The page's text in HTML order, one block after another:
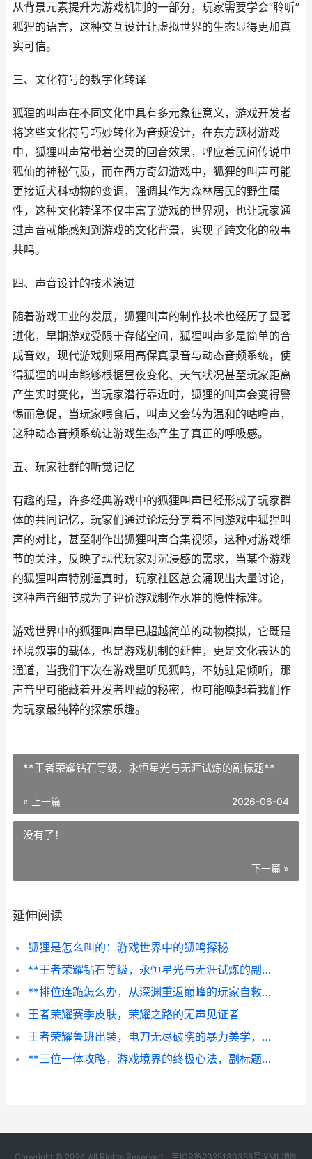
从背景元素提升为游戏机制的一部分，玩家需要学会“聆听”
狐狸的语言，这种交互设计让虚拟世界的生态显得更加真
实可信。
三、文化符号的数字化转译
狐狸的叫声在不同文化中具有多元象征意义，游戏开发者
将这些文化符号巧妙转化为音频设计，在东方题材游戏
中，狐狸叫声常带着空灵的回音效果，呼应着民间传说中
狐仙的神秘气质，而在西方奇幻游戏中，狐狸的叫声可能
更接近犬科动物的变调，强调其作为森林居民的野生属
性，这种文化转译不仅丰富了游戏的世界观，也让玩家通
过声音就能感知到游戏的文化背景，实现了跨文化的叙事
共鸣。
四、声音设计的技术演进
随着游戏工业的发展，狐狸叫声的制作技术也经历了显著
进化，早期游戏受限于存储空间，狐狸叫声多是简单的合
成音效，现代游戏则采用高保真录音与动态音频系统，使
得狐狸的叫声能够根据昼夜变化、天气状况甚至玩家距离
产生实时变化，当玩家潜行靠近时，狐狸的叫声会变得警
惕而急促，当玩家喂食后，叫声又会转为温和的咕噜声，
这种动态音频系统让游戏生态产生了真正的呼吸感。
五、玩家社群的听觉记忆
有趣的是，许多经典游戏中的狐狸叫声已经形成了玩家群
体的共同记忆，玩家们通过论坛分享着不同游戏中狐狸叫
声的对比，甚至制作出狐狸叫声合集视频，这种对游戏细
节的关注，反映了现代玩家对沉浸感的需求，当某个游戏
的狐狸叫声特别逼真时，玩家社区总会涌现出大量讨论，
这种声音细节成为了评价游戏制作水准的隐性标准。
游戏世界中的狐狸叫声早已超越简单的动物模拟，它既是
环境叙事的载体，也是游戏机制的延伸，更是文化表达的
通道，当我们下次在游戏里听见狐鸣，不妨驻足倾听，那
声音里可能藏着开发者埋藏的秘密，也可能唤起着我们作
为玩家最纯粹的探索乐趣。
**王者荣耀钻石等级，永恒星光与无涯试炼的副标题**
« 上一篇 2026-06-04
没有了！
下一篇 »
延伸阅读
狐狸是怎么叫的：游戏世界中的狐鸣探秘
**王者荣耀钻石等级，永恒星光与无涯试炼的副标题**
**排位连跪怎么办，从深渊重返巅峰的玩家自救指南**
王者荣耀赛季皮肤，荣耀之路的无声见证者
王者荣耀鲁班出装，电刀无尽破晓的暴力美学，副标题，小短腿的生存与毁灭之歌
**三位一体攻略，游戏境界的终极心法，副标题为以魂系战斗为例**
Copyright © 2024 All Rights Reserved. 京ICP备2025130358号 XML地图